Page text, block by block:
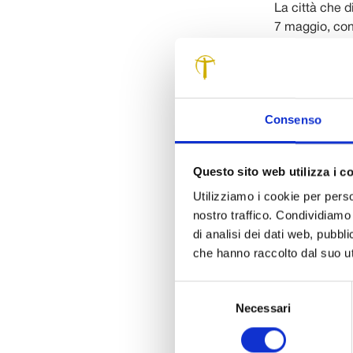
Consenso
Questo sito web utilizza i
Utilizziamo i cookie per
nostro traffico.
di analisi dei dati web,
che hanno raccolto dal suo
Necessari
La città che
7 maggio,
Fondazione
territorio.
violoncello a
l’orchestra
Enrico
gruppo,
per tutta la
musiche
titolare della